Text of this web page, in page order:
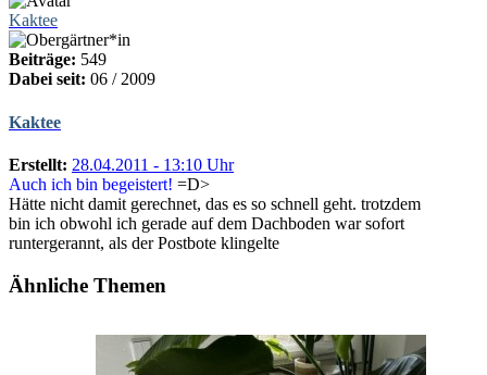
Kaktee
Beiträge: 549
Dabei seit: 06 / 2009
Kaktee
Erstellt: 28.04.2011 - 13:10 Uhr
Auch ich bin begeistert! =D>
Hätte nicht damit gerechnet, das es so schnell geht. trotzdem
bin ich obwohl ich gerade auf dem Dachboden war sofort
runtergerannt, als der Postbote klingelte
Ähnliche Themen